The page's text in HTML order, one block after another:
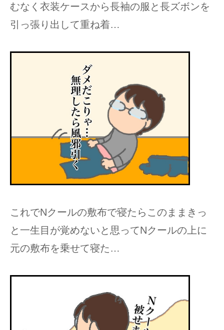
むなく衣装ケースから長袖の服と長ズボンを
引っ張り出して重ね着…
これでNクールの敷布で寝たらこのままきっ
と一生目が覚めないと思ってNクールの上に
元の敷布を乗せて寝た…